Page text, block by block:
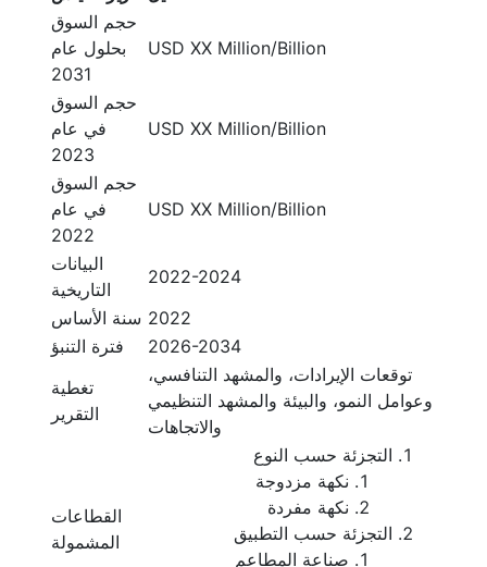
حجم السوق
بحلول عام
2031
USD XX Million/Billion
حجم السوق
في عام
2023
USD XX Million/Billion
حجم السوق
في عام
2022
USD XX Million/Billion
البيانات
التاريخية
2022-2024
سنة الأساس 2022
فترة التنبؤ
2026-2034
تغطية
التقرير
توقعات الإيرادات، والمشهد التنافسي،
وعوامل النمو، والبيئة والمشهد التنظيمي
والاتجاهات
القطاعات
المشمولة
التجزئة حسب النوع
نكهة مزدوجة
نكهة مفردة
التجزئة حسب التطبيق
صناعة المطاعم